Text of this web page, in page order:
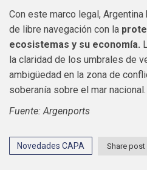
Con este marco legal,
de libre navegación con la
ecosistemas y su economía.
la claridad de los umbrales de
ambigüedad en la zona de
soberanía sobre el mar nacional.
Fuente: Argenports
Novedades CAPA Share post